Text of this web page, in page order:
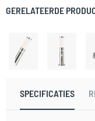
GERELATEERDE
SPECIFICATIES